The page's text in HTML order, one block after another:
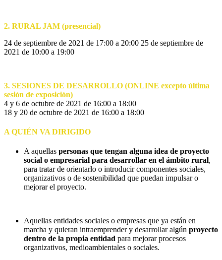
2. RURAL JAM (presencial)
24 de septiembre de 2021 de 17:00 a 20:00 25 de septiembre de
2021 de 10:00 a 19:00
3. SESIONES DE DESARROLLO (ONLINE excepto última
sesión de exposición)
4 y 6 de octubre de 2021 de 16:00 a 18:00
18 y 20 de octubre de 2021 de 16:00 a 18:00
A QUIÉN VA DIRIGIDO
A aquellas personas que tengan alguna idea de proyecto
social o empresarial para desarrollar en el ámbito rural,
para tratar de orientarlo o introducir componentes sociales,
organizativos o de sostenibilidad que puedan impulsar o
mejorar el proyecto.
Aquellas entidades sociales o empresas que ya están en
marcha y quieran intraemprender y desarrollar algún proyecto
dentro de la propia entidad para mejorar procesos
organizativos, medioambientales o sociales.